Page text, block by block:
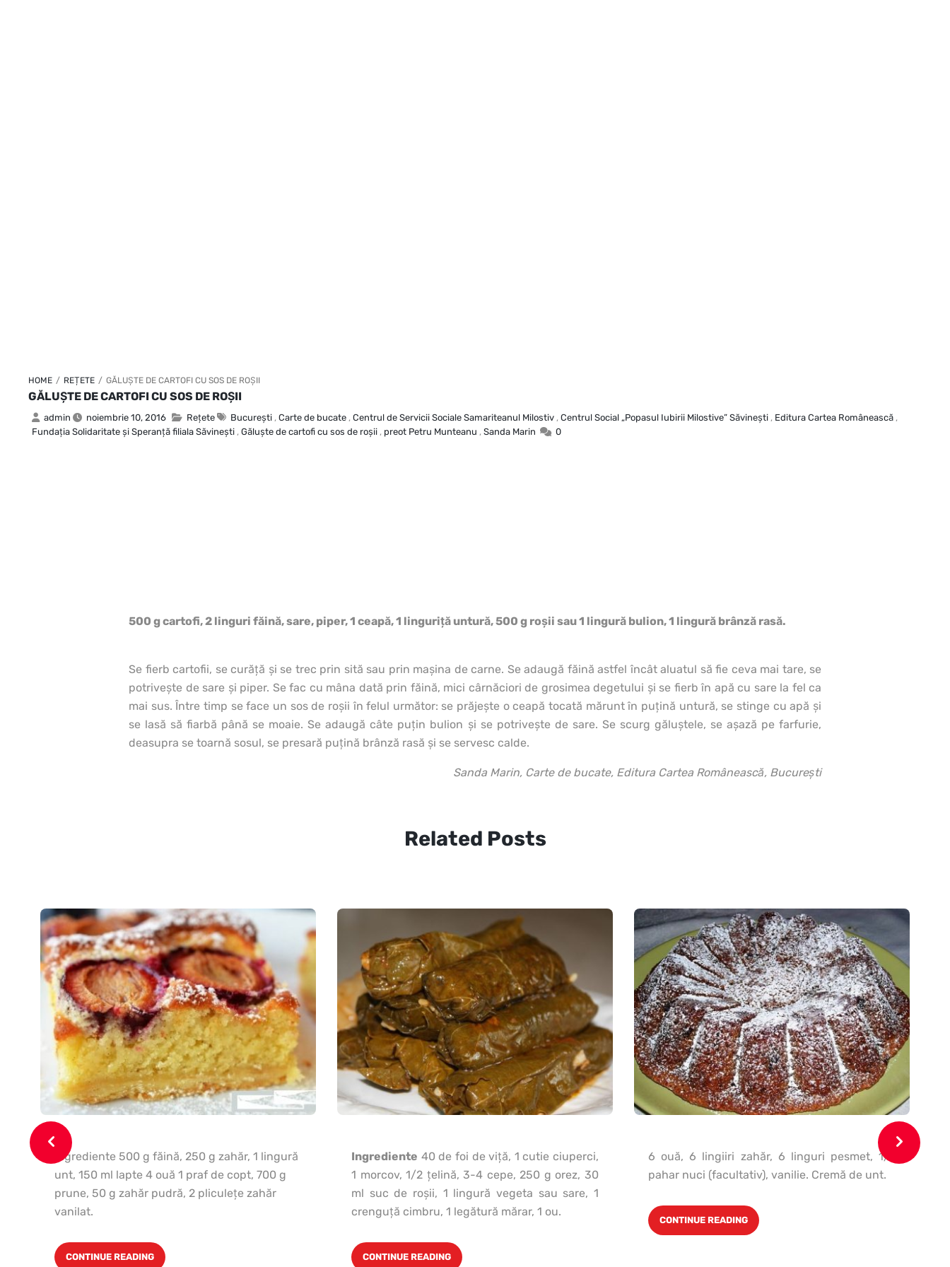
HOME / REȚETE / GĂLUŞTE DE CARTOFI CU SOS DE ROŞII
GĂLUŞTE DE CARTOFI CU SOS DE ROŞII
admin noiembrie 10, 2016 Rețete Bucureşti , Carte de bucate , Centrul de Servicii Sociale Samariteanul Milostiv , Centrul Social „Popasul Iubirii Milostive” Săvineşti , Editura Cartea Românească ,
Fundaţia Solidaritate şi Speranţă filiala Săvineşti , Găluşte de cartofi cu sos de roşii , preot Petru Munteanu , Sanda Marin 0
500 g cartofi, 2 linguri făină, sare, piper, 1 ceapă, 1 linguriţă untură, 500 g roşii sau 1 lingură bulion, 1 lingură brânză rasă.
Se fierb cartofii, se curăţă şi se trec prin sită sau prin maşina de carne. Se adaugă făină astfel încât aluatul să fie ceva mai tare, se
potriveşte de sare şi piper. Se fac cu mâna dată prin făină, mici cârnăciori de grosimea degetului şi se fierb în apă cu sare la fel ca
mai sus. Între timp se face un sos de roşii în felul următor: se prăjeşte o ceapă tocată mărunt în puţină untură, se stinge cu apă şi
se lasă să fiarbă până se moaie. Se adaugă câte puţin bulion şi se potriveşte de sare. Se scurg găluştele, se aşază pe farfurie,
deasupra se toarnă sosul, se presară puţină brânză rasă şi se servesc calde.
Sanda Marin, Carte de bucate, Editura Cartea Românească, Bucureşti
Related Posts
Ingrediente 500 g făină, 250 g zahăr, 1 lingură
unt, 150 ml lapte 4 ouă 1 praf de copt, 700 g
prune, 50 g zahăr pudră, 2 pliculeţe zahăr
vanilat.
CONTINUE READING
Ingrediente 40 de foi de viţă, 1 cutie ciuperci,
1 morcov, 1/2 ţelină, 3-4 cepe, 250 g orez, 30
ml suc de roşii, 1 lingură vegeta sau sare, 1
crenguţă cimbru, 1 legătură mărar, 1 ou.
CONTINUE READING
6 ouă, 6 lingiiri zahăr, 6 linguri pesmet, 1/2
pahar nuci (facultativ), vanilie. Cremă de unt.
CONTINUE READING